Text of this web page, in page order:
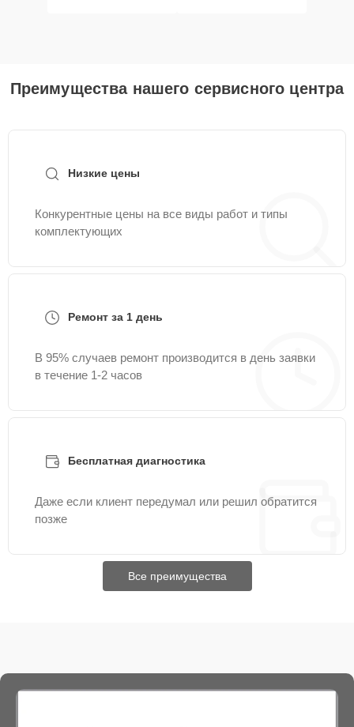
Преимущества нашего сервисного центра
Низкие цены
Конкурентные цены на все виды работ и типы
комплектующих
Ремонт за 1 день
В 95% случаев ремонт производится в день заявки
в течение 1-2 часов
Бесплатная диагностика
Даже если клиент передумал или решил обратится
позже
Все преимущества